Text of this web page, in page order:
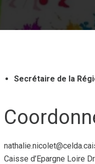
Secrétaire de la
Caisse d’Epargne Loire